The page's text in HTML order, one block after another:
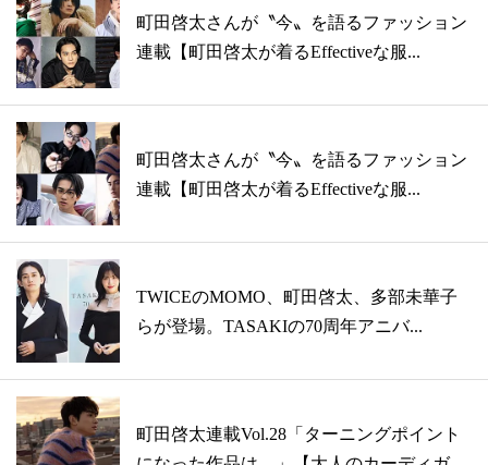
町田啓太さんが〝今〟を語るファッション
連載【町田啓太が着るEffectiveな服...
町田啓太さんが〝今〟を語るファッション
連載【町田啓太が着るEffectiveな服...
TWICEのMOMO、町田啓太、多部未華子
らが登場。TASAKIの70周年アニバ...
町田啓太連載Vol.28「ターニングポイント